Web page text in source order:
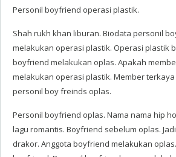
Personil boyfriend operasi plastik.
Shah rukh khan liburan. Biodata personil
melakukan operasi plastik. Operasi plastik
boyfriend melakukan oplas. Apakah
melakukan operasi plastik. Member
personil boy freinds oplas.
Personil boyfriend oplas. Nama nama hip
lagu romantis. Boyfriend sebelum oplas.
drakor. Anggota boyfriend melakukan